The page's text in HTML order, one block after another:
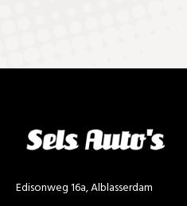
Edisonweg 16a, Alblasserdam